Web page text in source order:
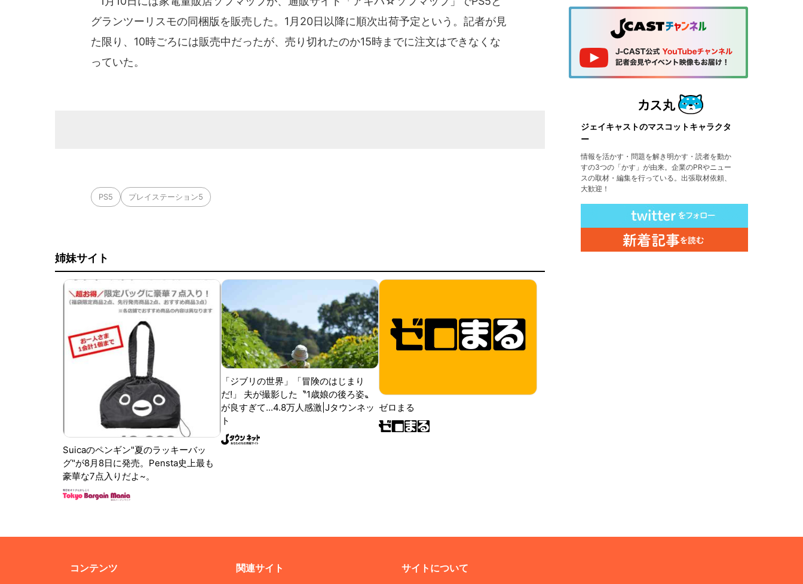
グランツーリスモの同梱版を販売した。1月20日以降に順次出荷予定という。記者が見
た限り、10時ごろには販売中だったが、売り切れたのか15時までに注文はできなくな
っていた。
PS5 プレイステーション5
姉妹サイト
Suicaのペンギン"夏のラッキーバッ
グ"が8月8日に発売。Pensta史上最も
豪華な7点入りだよ~。
「ジブリの世界」「冒険のはじまり
だ!」 夫が撮影した〝1歳娘の後ろ姿〟
が良すぎて...4.8万人感激|Jタウンネッ
ト
ゼロまる
ジェイキャストのマスコットキャラクタ
ー
情報を活かす・問題を解き明かす・読者を動か
すの3つの「かす」が由来。企業のPRやニュー
スの取材・編集を行っている。出張取材依頼、
大歓迎！
コンテンツ 関連サイト サイトについて